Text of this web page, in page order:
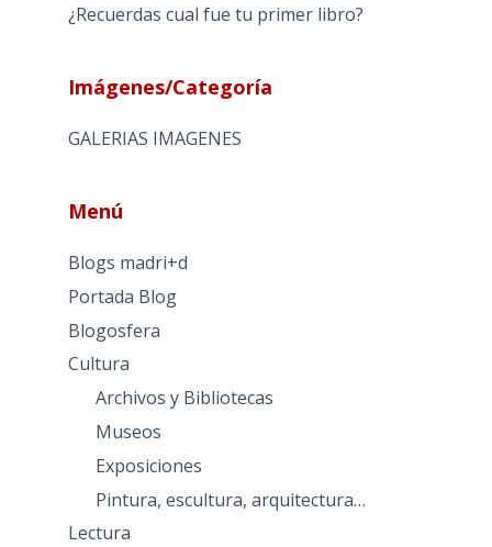
¿Recuerdas cual fue tu primer libro?
Imágenes/Categoría
GALERIAS IMAGENES
Menú
Blogs madri+d
Portada Blog
Blogosfera
Cultura
Archivos y Bibliotecas
Museos
Exposiciones
Pintura, escultura, arquitectura…
Lectura